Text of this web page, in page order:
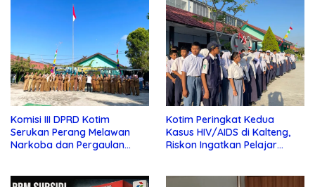
Komisi III DPRD Kotim
Serukan Perang Melawan
Narkoba dan Pergaulan
Kotim Peringkat Kedua
Kasus HIV/AIDS di Kalteng,
Riskon Ingatkan Pelajar